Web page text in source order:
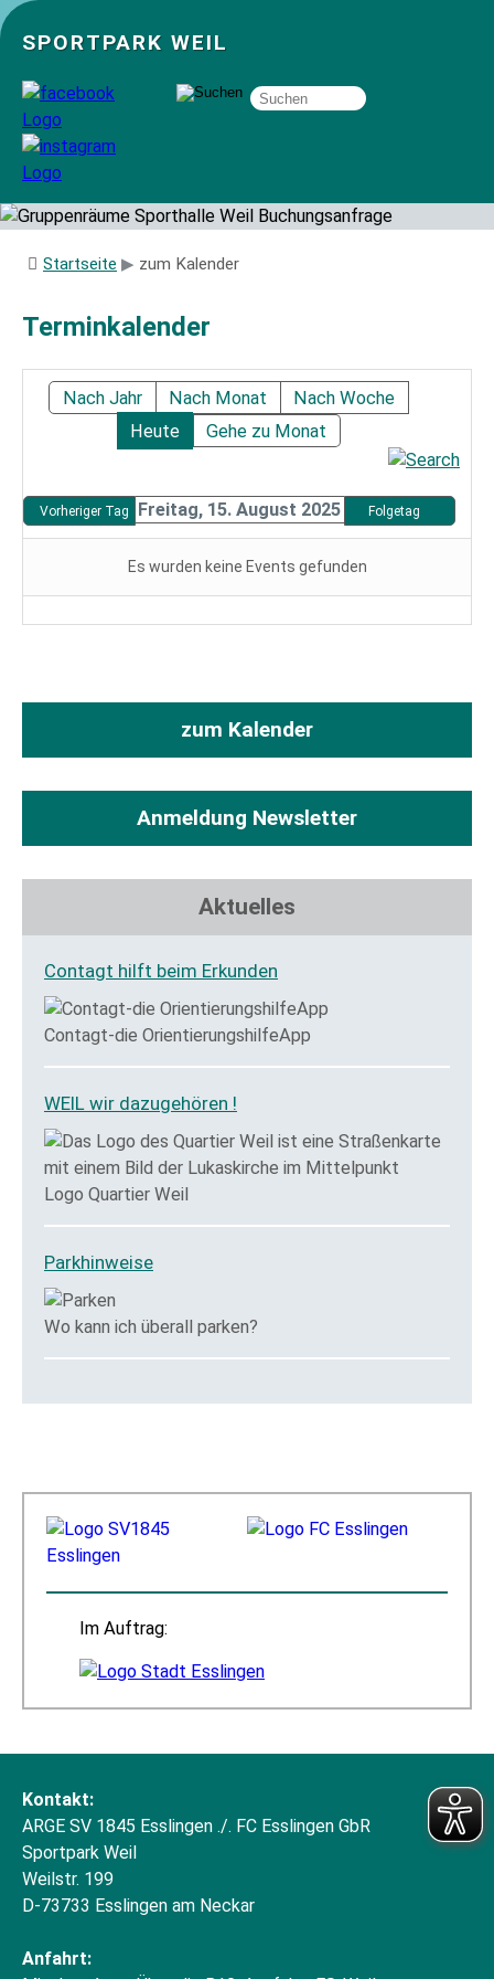
SPORTPARK WEIL
Über uns
Angebote
Sozial- und Gruppenräume
Sportpark
Startseite zum Kalender
Terminkalender
Nach Jahr Nach Monat
Nach Woche
Heute
Gehe zu Monat
Vorheriger Tag Freitag, 15. August 2025 Folgetag
Es wurden keine Events gefunden
zum Kalender
Anmeldung Newsletter
Aktuelles
Contagt hilft beim Erkunden
Contagt-die OrientierungshilfeApp
WEIL wir dazugehören !
Logo Quartier Weil
Parkhinweise
Wo kann ich überall parken?
Im Auftrag:
Kontakt:
ARGE SV 1845 Esslingen ./. FC Esslingen GbR
Sportpark Weil
Weilstr. 199
D-73733 Esslingen am Neckar
Anfahrt: